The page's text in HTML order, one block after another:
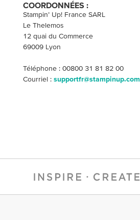
COORDONNÉES :
Stampin’ Up! France SARL
Le Thelemos
12 quai du Commerce
69009 Lyon
Téléphone : 00800 31 81 82 00
Courriel : supportfr@stampinup.com